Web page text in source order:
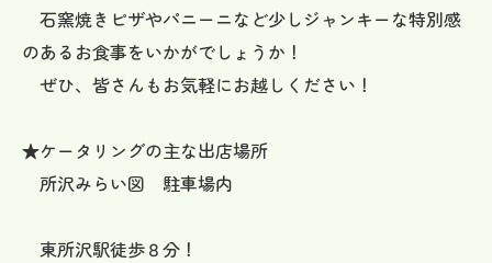
石窯焼きピザやパニーニなど少しジャンキーな特別感
のあるお食事をいかがでしょうか！
ぜひ、皆さんもお気軽にお越しください！
★ケータリングの主な出店場所
所沢みらい図 駐車場内
東所沢駅徒歩８分！